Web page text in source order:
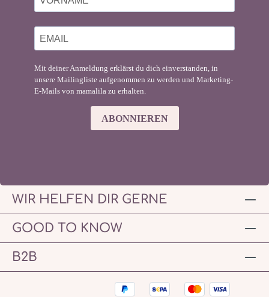
Mit deiner Anmeldung erklärst du dich einverstanden, in
unsere Mailingliste aufgenommen zu werden und Marketing-
E-Mails von mamalila zu erhalten.
ABONNIEREN
WIR HELFEN DIR GERNE
GOOD TO KNOW
B2B